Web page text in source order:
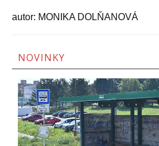
autor: MONIKA DOLŇANOVÁ
NOVINKY